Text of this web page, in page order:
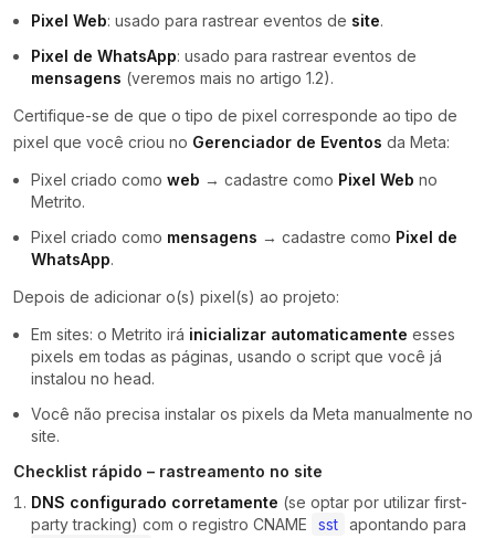
Pixel Web: usado para rastrear eventos de site.
Pixel de WhatsApp: usado para rastrear eventos de
mensagens (veremos mais no artigo 1.2).
Certifique-se de que o tipo de pixel corresponde ao tipo de
pixel que você criou no Gerenciador de Eventos da Meta:
Pixel criado como web → cadastre como Pixel Web no
Metrito.
Pixel criado como mensagens → cadastre como Pixel de
WhatsApp.
Depois de adicionar o(s) pixel(s) ao projeto:
Em sites: o Metrito irá inicializar automaticamente esses
pixels em todas as páginas, usando o script que você já
instalou no head.
Você não precisa instalar os pixels da Meta manualmente no
site.
Checklist rápido – rastreamento no site
DNS configurado corretamente (se optar por utilizar first-
party tracking) com o registro CNAME
sst apontando para